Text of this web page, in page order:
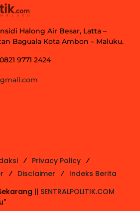
Halong Air Besar, Latta –
Baguala Kota Ambon – Maluku.
9771 2424
Privacy Policy
Disclaimer
Indeks Berita
|| SENTRALPOLITIK.COM